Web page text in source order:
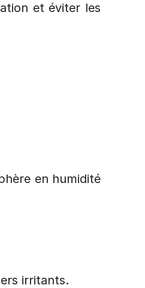
et éviter les
en humidité
irritants.